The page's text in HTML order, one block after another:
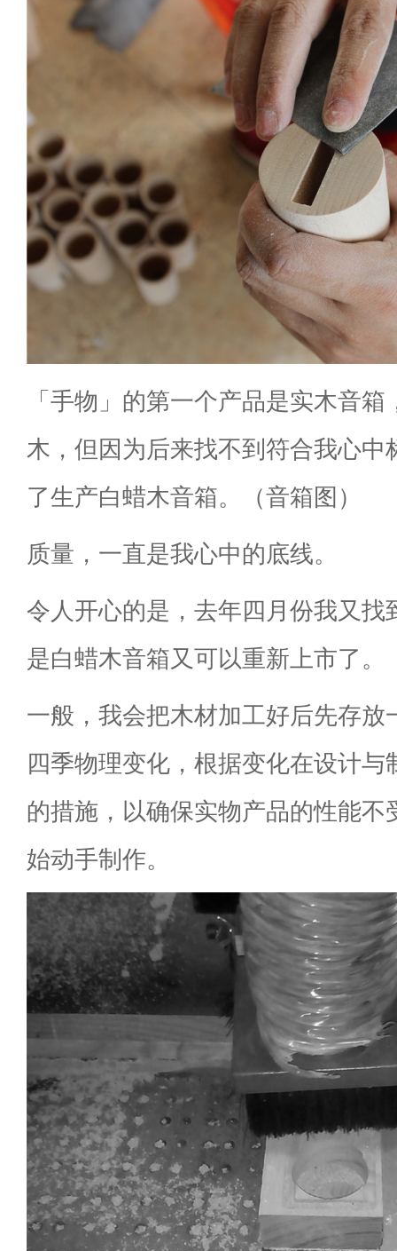
「手物」的第一个产品是实木音
木，但因为后来找不到符合我心中
了生产白蜡木音箱。（音箱图）
质量，一直是我心中的底线。
令人开心的是，去年四月份我又找
是白蜡木音箱又可以重新上市了。
一般，我会把木材加工好后先存放
四季物理变化，根据变化在设计与
的措施，以确保实物产品的性能不
始动手制作。